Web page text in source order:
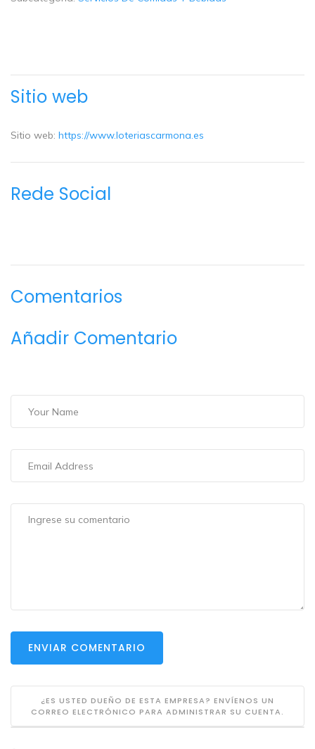
Sitio web
Sitio web: https://www.loteriascarmona.es
Rede Social
Comentarios
Añadir Comentario
ENVIAR COMENTARIO
¿ES USTED DUEÑO DE ESTA EMPRESA? ENVÍENOS UN
CORREO ELECTRÓNICO PARA ADMINISTRAR SU CUENTA.